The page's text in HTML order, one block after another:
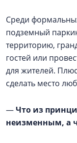
Среди
подземный
территорию,
гостей или
для жителей.
сделать место
—Что из
неизменным, а